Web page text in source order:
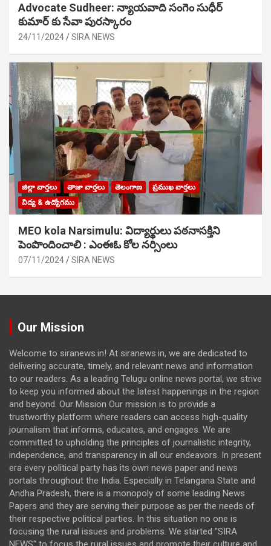
Advocate Sudheer: న్యాయవాది సంగెం సుధీర్
కుమార్ కు సేవా పురస్కారం
24/11/2024 SIRA NEWS
జిల్లా వార్తలు తాజా వార్తలు తెలంగాణ
ప్రముఖ వార్తలు
విద్య & ఉద్యోగము
MEO kola Narsimulu: విద్యార్థులు పఠ‌నాసక్తిని
పెంపొందించాలి : ఎంఈఓ కోల నర్సింలు
07/11/2024 SIRA NEWS
Our Mission
Welcome to siranews.in! At siranews.in, we are dedicated to
delivering accurate, timely, and relevant news and information
to our readers. As a leading Telugu online news portal, we strive
to keep you informed about the latest happenings in the region
and beyond. Our Mission Our mission is to provide a
trustworthy platform where readers can access high-quality
journalism that informs, educates, and engages. We are
committed to upholding the principles of journalistic integrity,
independence, and transparency in all our endeavors. In present
era every political party has its own news paper and news
portals throughout the India. Especially in Telangana State and
Andha Pradesh, there is a monopoly of some leading News
Papers and they are serving their purpose as per the needs of
their respective political parties. In this situation no one is
focusing the rural issues and problems. We started "SIRA